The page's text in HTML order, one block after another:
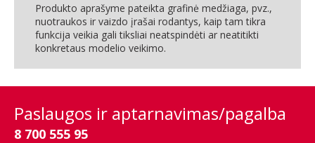
Produkto aprašyme pateikta grafinė medžiaga, pvz.,
nuotraukos ir vaizdo įrašai rodantys, kaip tam tikra
funkcija veikia gali tiksliai neatspindėti ar neatitikti
konkretaus modelio veikimo.
Paslaugos ir aptarnavimas/pagalba
8 700 555 95